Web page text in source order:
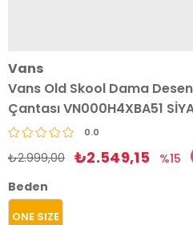
Vans
Vans Old Skool Dama
Çantası VN000H4XBA51
0.0
₺2.999,00 ₺2.549,15
15
Beden
ONE SIZE